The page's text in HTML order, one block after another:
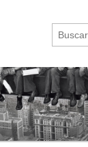
Buscar: